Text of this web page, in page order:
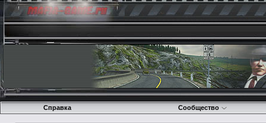
Справка Сообщество